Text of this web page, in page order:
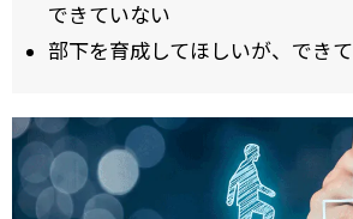
できていない
部下を育成してほしいが、でき